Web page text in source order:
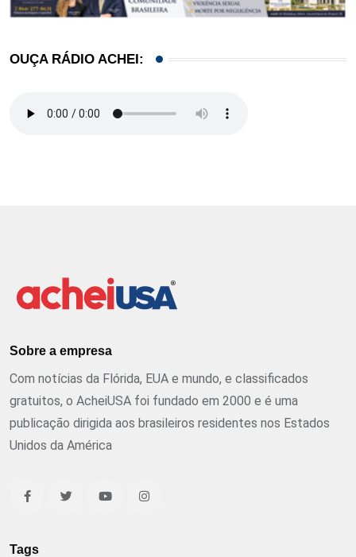
OUÇA RÁDIO ACHEI:
Sobre a empresa
Com notícias da Flórida, EUA e mundo, e classificados
gratuitos, o AcheiUSA foi fundado em 2000 e é uma
publicação dirigida aos brasileiros residentes nos Estados
Unidos da América
Tags